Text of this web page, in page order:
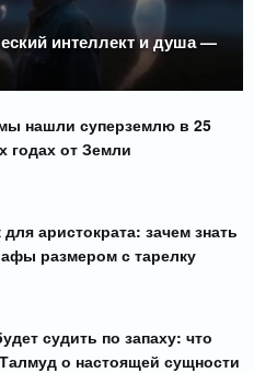
интеллект и душа —
нашли суперземлю в 25
годах от Земли
аристократа: зачем знать
размером с тарелку
судить по запаху: что
о настоящей сущности